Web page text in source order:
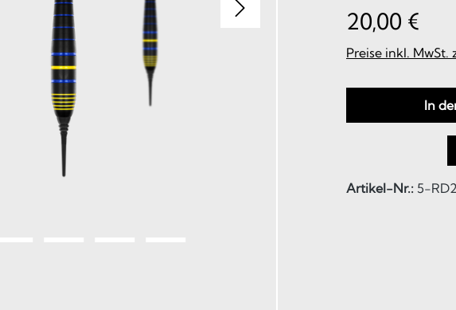
20,00 €
Preise inkl. MwSt.
In
Artikel-Nr.: 5-